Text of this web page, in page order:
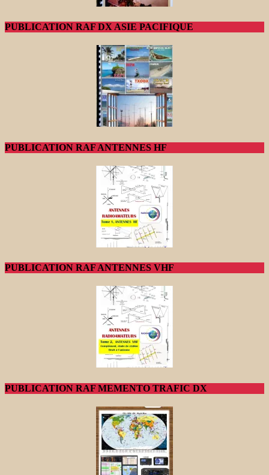
PUBLICATION RAF DX ASIE PACIFIQUE
PUBLICATION RAF ANTENNES HF
PUBLICATION RAF ANTENNES VHF
PUBLICATION RAF MEMENTO TRAFIC DX